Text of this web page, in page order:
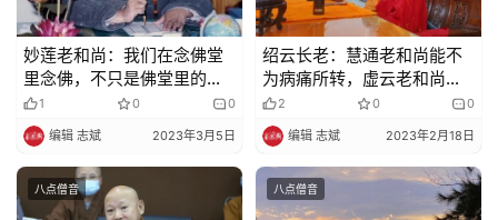
法
规
免
责
明
妙莲老和尚：我们在念佛堂
里念佛，不只是佛堂里的人
才听得到，而是在其它世界
也都听得到
1 0 0
编辑 志斌 2023年3月5日
绍云长老：慧通老和尚能不
为病痛所转，虚云老和尚在
病中也自在
2 0 0
编辑 志斌 2023年2月18日
八点僧音 八点僧音